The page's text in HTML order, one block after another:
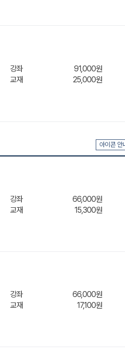
강좌
91,000원
교재
25,000원
아이콘 안
강좌
66,000원
교재
15,300원
강좌
66,000원
교재
17,100원